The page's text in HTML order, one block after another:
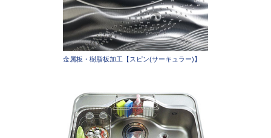
金属板・樹脂板加工【スピン(サーキュラー)】